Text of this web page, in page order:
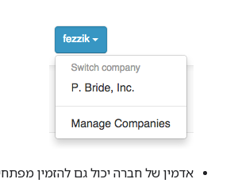
אדמין של חברה יכול גם להזמין